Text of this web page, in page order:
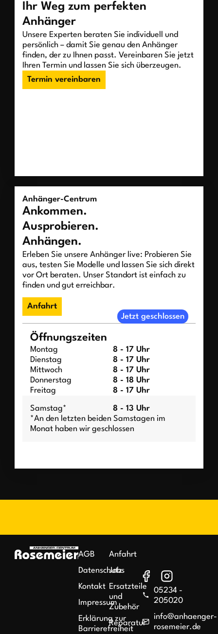
Ihr Weg zum perfekten
Anhänger
Unsere Experten beraten Sie individuell und
persönlich – damit Sie genau den Anhänger
finden, der zu Ihnen passt. Vereinbaren Sie jetzt
Ihren Termin und lassen Sie sich überzeugen.
Termin vereinbaren
Anhänger-Centrum
Ankommen.
Ausprobieren.
Anhängen.
Erleben Sie unsere Anhänger live: Probieren Sie
aus, testen Sie Modelle und lassen Sie sich direkt
vor Ort beraten. Unser Standort ist einfach zu
finden und gut erreichbar.
Anfahrt
Jetzt geschlossen
Öffnungszeiten
Montag
8 - 17 Uhr
Dienstag
8 - 17 Uhr
Mittwoch
8 - 17 Uhr
Donnerstag
8 - 18 Uhr
Freitag
8 - 17 Uhr
Samstag*
8 - 13 Uhr
*An den letzten beiden Samstagen im
Monat haben wir geschlossen
AGB
Datenschutz
Kontakt
Impressum
Erklärung zur
Barrierefreiheit
Anfahrt
Jobs
Ersatzteile
und
Zubehör
Reparatur
05234 -
205020
info@anhaenger-
rosemeier.de